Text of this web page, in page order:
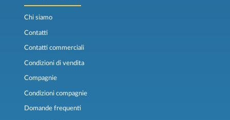
Chi siamo
Contatti
Contatti commerciali
Condizioni di vendita
Compagnie
Condizioni compagnie
Domande frequenti